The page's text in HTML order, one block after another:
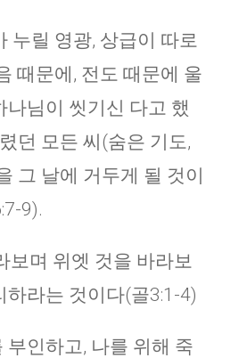
누릴 영광, 상급이 따로
때문에, 전도 때문에 울
나님이 씻기신 다고 했
던 모든 씨(숨은 기도,
그 날에 거두게 될 것이
9).
보며 위엣 것을 바라보
하라는 것이다(골3:1-4)
부인하고, 나를 위해 죽